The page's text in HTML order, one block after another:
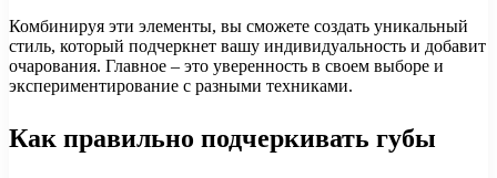
Комбинируя эти элементы, вы сможете создать уникальный
стиль, который подчеркнет вашу индивидуальность и добавит
очарования. Главное – это уверенность в своем выборе и
экспериментирование с разными техниками.
Как правильно подчеркивать губы